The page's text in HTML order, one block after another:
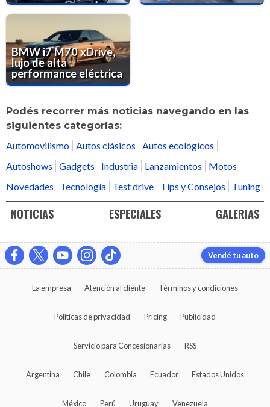
BMW i7 M70 xDrive,
lujo de alta
performance eléctrica
Podés recorrer más noticias navegando en las
siguientes categorías:
Automovilismo Autos clásicos
Autos ecológicos
Autoshows
Gadgets Industria Lanzamientos
Motos
Novedades
Tecnología Test drive Tips y Consejos Tuning
NOTICIAS ESPECIALES GALERIAS
Vendé tu auto
La empresa Atención al cliente Términos y condiciones
Políticas de privacidad Pricing Publicidad
Servicio para Concesionarias RSS
Argentina Chile Colombia Ecuador Estados Unidos
México Perú Uruguay Venezuela